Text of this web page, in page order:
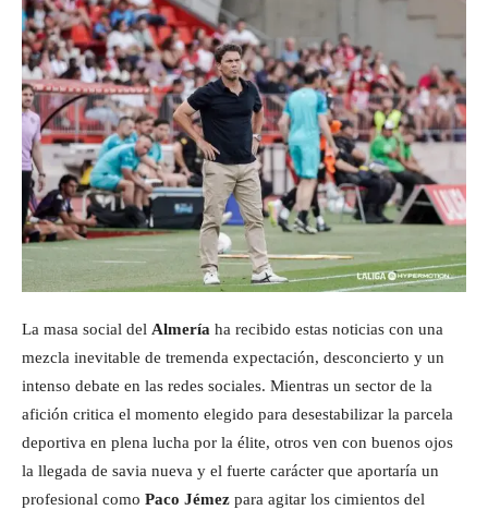
La masa social del Almería ha recibido estas noticias con una
mezcla inevitable de tremenda expectación, desconcierto y un
intenso debate en las redes sociales. Mientras un sector de la
afición critica el momento elegido para desestabilizar la parcela
deportiva en plena lucha por la élite, otros ven con buenos ojos
la llegada de savia nueva y el fuerte carácter que aportaría un
profesional como Paco Jémez para agitar los cimientos del